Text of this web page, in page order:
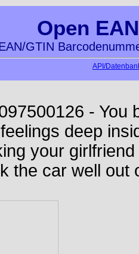
Open
GTIN
API/
- You
deep
your
the car well out